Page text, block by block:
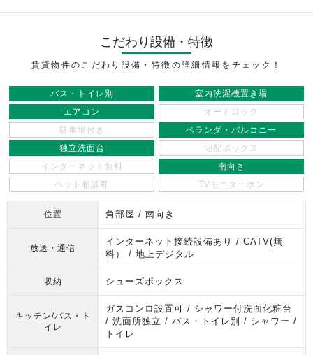
こだわり設備・特徴
賃貸物件のこだわり設備・特徴の詳細情報をチェック！
バス・トイレ別
室内洗濯機置き場
エアコン
オートロック
駐車場付き
ベランダ・バルコニー
独立洗面台
宅配ボックス
インターネット無料
南向き
ペット相談可
TVモニターホン
位置 角部屋 / 南向き
放送・通信
インターネット接続設備あり / CATV(無
料） / 地上デジタル
収納 シューズボックス
キッチン/バス・ト
イレ
ガスコンロ設置可 / シャワー付洗面化粧台
/ 洗面所独立 / バス・トイレ別 / シャワー /
トイレ